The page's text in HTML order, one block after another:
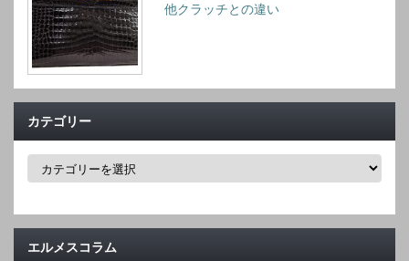
他クラッチとの違い
カテゴリー
カ
ー
エルメスコラム